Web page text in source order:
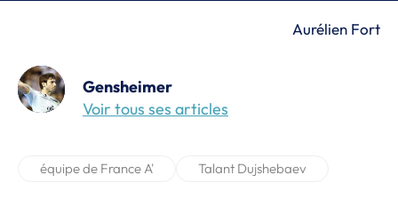
Aurélien Fort
Gensheimer
Voir tous ses articles
équipe de France A' Talant Dujshebaev